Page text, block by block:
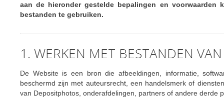
aan de hieronder gestelde bepalingen en
bestanden te gebruiken.
1. WERKEN MET BESTANDEN
De Website is een bron die afbeeldingen, informatie,
beschermd zijn met auteursrecht, een handelsmerk of
van Depositphotos, onderafdelingen, partners of andere derde